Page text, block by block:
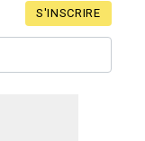
S'INSCRIRE